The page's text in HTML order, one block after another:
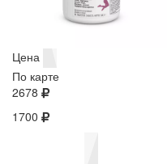
Цена
По карте
2678
1700